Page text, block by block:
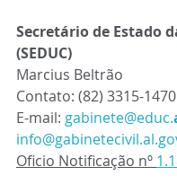
Secretário de Estado
(SEDUC)
Marcius Beltrão
Contato: (82) 3315-
E-mail: gabinete@educ.
Oficio Notificação nº